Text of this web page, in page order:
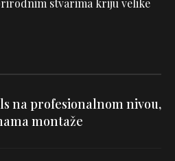
na profesionalnom nivou,
montaže